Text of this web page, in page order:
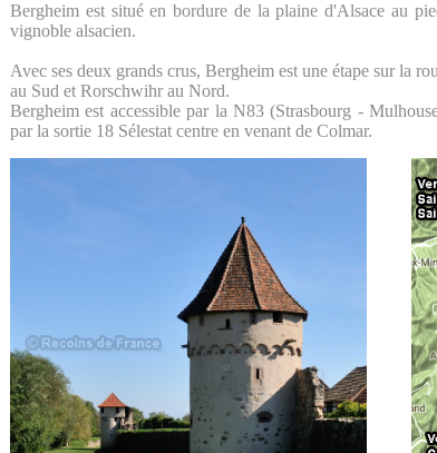
Bergheim est situé en bordure de la plaine d'Alsace au
vignoble alsacien.
Avec ses deux grands crus, Bergheim est une étape sur la
au Sud et Rorschwihr au Nord.
Bergheim est accessible par la N83 (Strasbourg -
par la sortie 18 Sélestat centre en venant de Colmar.